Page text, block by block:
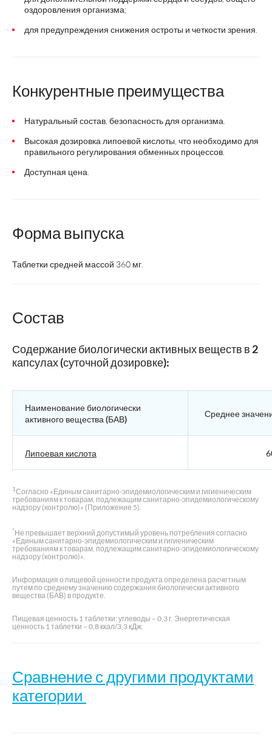
оздоровления организма;
для предупреждения снижения остроты и четкости зрения.
Конкурентные преимущества
Натуральный состав, безопасность для организма.
Высокая дозировка липоевой кислоты, что необходимо для
правильного регулирования обменных процессов.
Доступная цена.
Форма выпуска
Таблетки средней массой 360 мг.
Состав
Содержание биологически активных веществ в 2
капсулах (суточной дозировке):
Наименование биологически
активного вещества (БАВ)
Среднее
Липоевая кислота
1Согласно «Единым санитарно-эпидемиологическим и гигиеническим
требованиям к товарам, подлежащим санитарно-эпидемиологическому
надзору (контролю)» (Приложение 5).
*Не превышает верхний допустимый уровень потребления согласно
«Единым санитарно-эпидемиологическим и гигиеническим
требованиям к товарам, подлежащим санитарно-эпидемиологическому
надзору (контролю)».
Информация о пищевой ценности продукта определена расчетным
путем по среднему значению содержания биологически активного
вещества (БАВ) в продукте.
Пищевая ценность 1 таблетки: углеводы – 0,3 г. Энергетическая
ценность 1 таблетки – 0,8 ккал/3,3 кДж.
Сравнение с другими продуктами
категории